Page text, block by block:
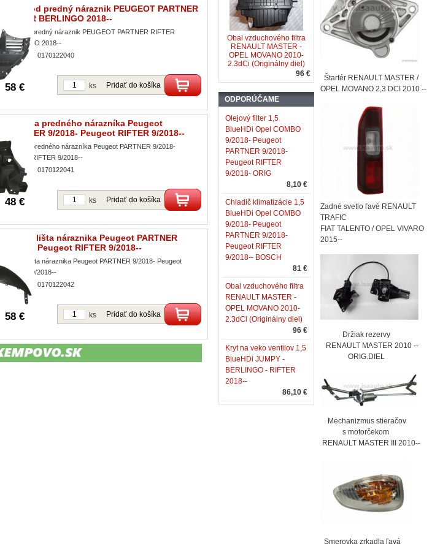
Kryt pod predný náraznik PEUGEOT PARTNER
RIFTER BERLINGO 2018--
Kryt pod predný náraznik PEUGEOT PARTNER RIFTER
BERLINGO 2018--
Obj. čislo:
0170122040
58 € Pridať do košíka
ks
Výstuha predného nárazníka Peugeot
PARTNER 9/2018- Peugeot RIFTER 9/2018--
Výstuha predného nárazníka Peugeot PARTNER 9/2018-
Peugeot RIFTER 9/2018--
Obj. čislo:
0170122041
48 € Pridať do košíka
ks
Vrchná lišta náraznika Peugeot PARTNER
9/2018- Peugeot RIFTER 9/2018--
Vrchná lišta náraznika Peugeot PARTNER 9/2018- Peugeot
RIFTER 9/2018--
Obj. čislo:
0170122042
58 € Pridať do košíka
ks
Obal vzduchového filtra
RENAULT MASTER -
OPEL MOVANO 2010-
2.3dCi (Originálny diel)
96 €
ODPORÚČAME
Olejový filter 1,5
BlueHDi Opel COMBO
9/2018- Peugeot
PARTNER 9/2018-
Peugeot RIFTER
9/2018- ORIG
8,10 €
Chladič klimatizácie 1,5
BlueHDi Opel COMBO
9/2018- Peugeot
PARTNER 9/2018-
Peugeot RIFTER
9/2018-- BOSCH
81 €
Obal vzduchového filtra
RENAULT MASTER -
OPEL MOVANO 2010-
2.3dCi (Originálny diel)
96 €
Kryt na veko ventilov 1,5
BlueHDi JUMPY -
BERLINGO - RIFTER
2018--
86,10 €
Štartér RENAULT MASTER /
OPEL MOVANO 2,3 DCI 2010 --
Zadné svetlo ľavé RENAULT
TRAFIC
FIAT TALENTO / OPEL VIVARO
2015--
Držiak rezervy
RENAULT MASTER 2010 --
ORIG.DIEL
Mechanizmus stieračov
s motorčekom
RENAULT MASTER III 2010--
Smerovka zrkadla ľavá